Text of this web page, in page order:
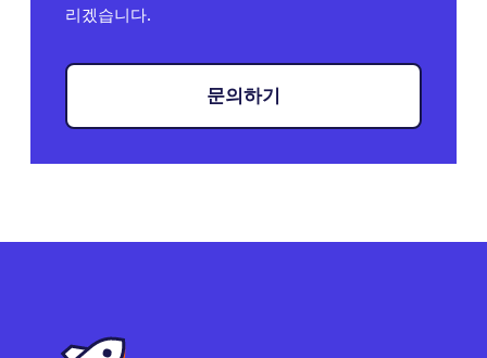
리겠습니다.
문의하기